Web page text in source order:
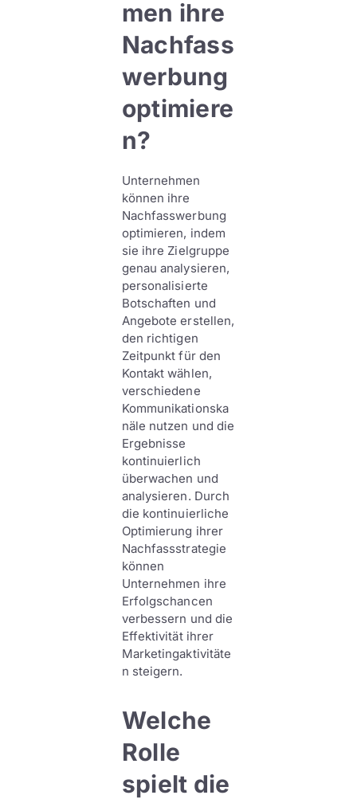
men ihre
Nachfass
werbung
optimiere
n?
Unternehmen
können ihre
Nachfasswerbung
optimieren, indem
sie ihre Zielgruppe
genau analysieren,
personalisierte
Botschaften und
Angebote erstellen,
den richtigen
Zeitpunkt für den
Kontakt wählen,
verschiedene
Kommunikationska
näle nutzen und die
Ergebnisse
kontinuierlich
überwachen und
analysieren. Durch
die kontinuierliche
Optimierung ihrer
Nachfassstrategie
können
Unternehmen ihre
Erfolgschancen
verbessern und die
Effektivität ihrer
Marketingaktivitäte
n steigern.
Welche
Rolle
spielt die